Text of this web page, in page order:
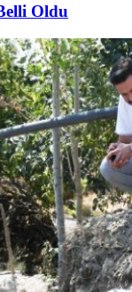
Oldu